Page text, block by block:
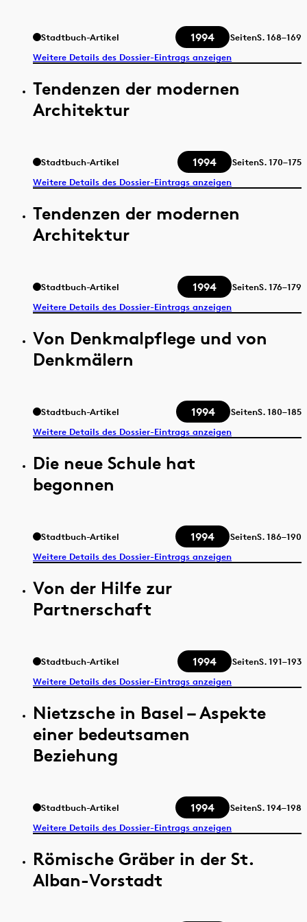
Stadtbuch-Artikel 1994 SeitenS.168–169
Weitere Details des Dossier-Eintrags anzeigen
Tendenzen der modernen
Architektur
Stadtbuch-Artikel 1994 SeitenS.170–175
Weitere Details des Dossier-Eintrags anzeigen
Tendenzen der modernen
Architektur
Stadtbuch-Artikel 1994 SeitenS.176–179
Weitere Details des Dossier-Eintrags anzeigen
Von Denkmalpflege und von
Denkmälern
Stadtbuch-Artikel 1994 SeitenS.180–185
Weitere Details des Dossier-Eintrags anzeigen
Die neue Schule hat
begonnen
Stadtbuch-Artikel 1994 SeitenS.186–190
Weitere Details des Dossier-Eintrags anzeigen
Von der Hilfe zur
Partnerschaft
Stadtbuch-Artikel 1994 SeitenS.191–193
Weitere Details des Dossier-Eintrags anzeigen
Nietzsche in Basel – Aspekte
einer bedeutsamen
Beziehung
Stadtbuch-Artikel 1994 SeitenS.194–198
Weitere Details des Dossier-Eintrags anzeigen
Römische Gräber in der St.
Alban-Vorstadt